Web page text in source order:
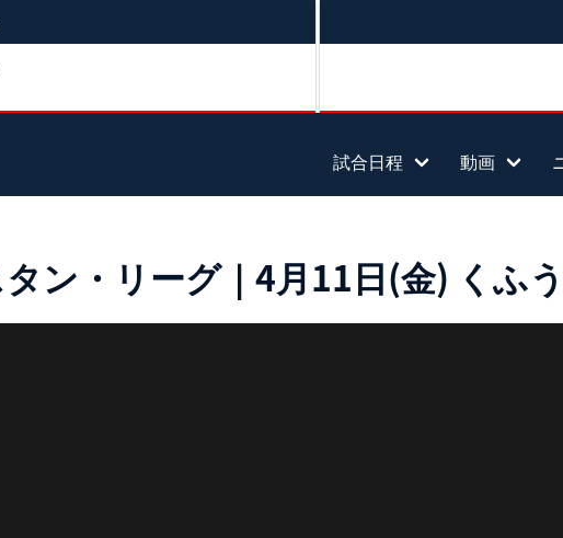
試合日程 動画
タン・リーグ｜4月11日(金) くふ